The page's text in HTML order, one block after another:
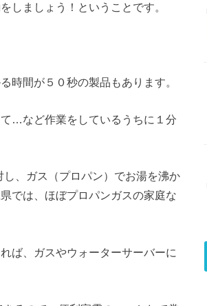
しましょう！ということです。
時間が５０秒の製品もあります。
…など作業をしているうちに１分
、ガス（プロパン）でお湯を沸か
では、ほぼプロパンガスの家庭な
ば、ガスやウォーターサーバーに